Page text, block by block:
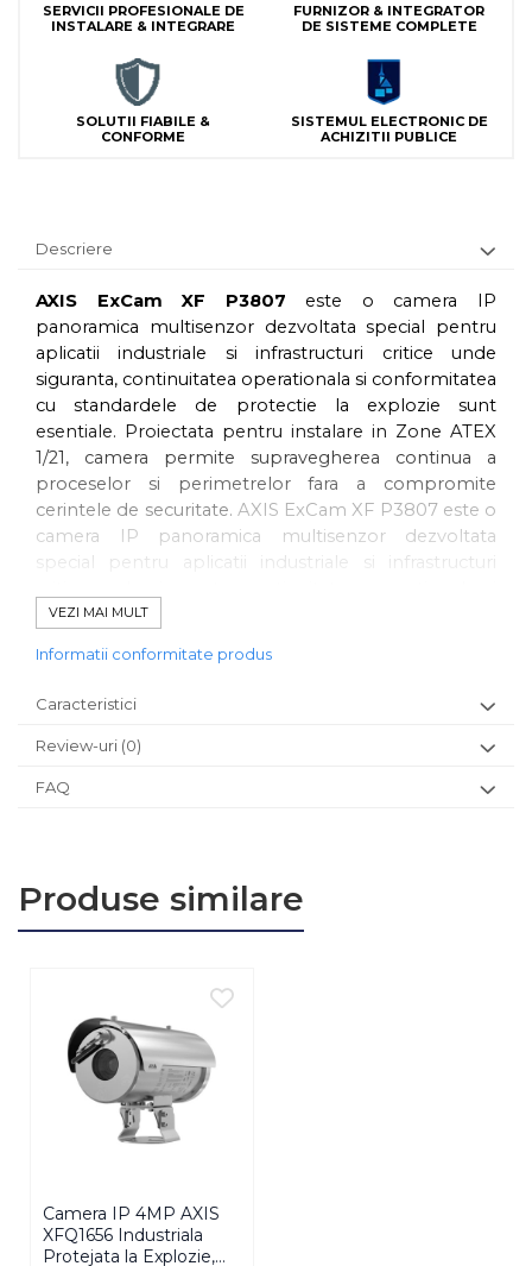
SERVICII PROFESIONALE DE
INSTALARE & INTEGRARE
FURNIZOR & INTEGRATOR
DE SISTEME COMPLETE
SOLUTII FIABILE &
CONFORME
SISTEMUL ELECTRONIC DE
ACHIZITII PUBLICE
Descriere
AXIS ExCam XF P3807 este o camera IP
panoramica multisenzor dezvoltata special pentru
aplicatii industriale si infrastructuri critice unde
siguranta, continuitatea operationala si conformitatea
cu standardele de protectie la explozie sunt
esentiale. Proiectata pentru instalare in Zone ATEX
1/21, camera permite supravegherea continua a
proceselor si perimetrelor fara a compromite
cerintele de securitate. AXIS ExCam XF P3807 este o
camera IP panoramica multisenzor dezvoltata
special pentru aplicatii industriale si infrastructuri
conformitatea cu standardele de protectie la
Zone ATEX 1/21, camera permite supravegherea
continua a proceselor si perimetrelor fara a
Siguranta incepe cu vizibilitate
VEZI MAI MULT
Informatii conformitate produs
Caracteristici
Review-uri (0)
FAQ
Produse similare
Camera IP 4MP AXIS
XFQ1656 Industriala
Protejata la Explozie,